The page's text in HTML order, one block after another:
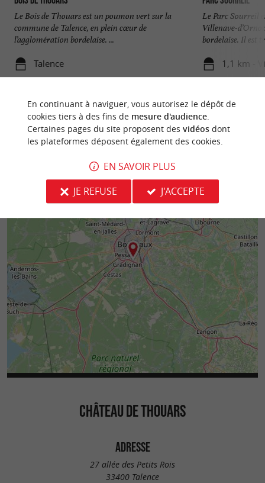
Le Bois de Thouars est un poumon vert sur la
commune de Talence, en plein cœur de
l’agglomération bordelaise. ...
Talence
Le Parc Sourreil
Villenave-
bordelaise. Il est
1,1 km -
CHÂTEAU DE THOUARS
ADRESSE
27 allée des Petits Rois
33400 Talence
En continuant à naviguer, vous autorisez le dépôt de
cookies tiers à des fins de mesure d'audience.
Certaines pages du site proposent des vidéosdont
les plateformes déposent également des cookies.
EN SAVOIR PLUS
JE REFUSE
J'ACCEPTE